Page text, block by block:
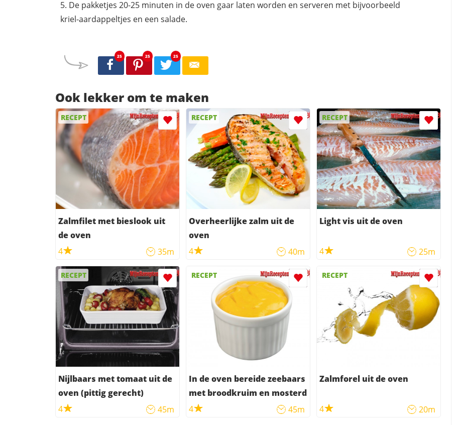
De pakketjes 20-25 minuten in de oven gaar laten worden en serveren met bijvoorbeeld
kriel-aardappeltjes en een salade.
25 25 25
Ook lekker om te maken
RECEPT
Zalmfilet met bieslook uit
de oven
4
35m
RECEPT
Overheerlijke zalm uit de
oven
4
40m
RECEPT
Light vis uit de oven
4 25m
RECEPT
Nijlbaars met tomaat uit de
oven (pittig gerecht)
4
45m
RECEPT
In de oven bereide zeebaars
met broodkruim en mosterd
4
45m
RECEPT
Zalmforel uit de oven
4
20m